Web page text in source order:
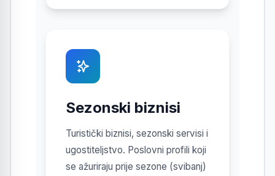
Sezonski biznisi
Turistički biznisi, sezonski servisi i
ugostiteljstvo. Poslovni profili koji
se ažuriraju prije sezone (svibanj)